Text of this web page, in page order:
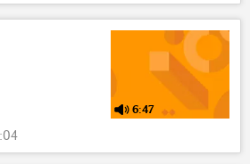
6:47